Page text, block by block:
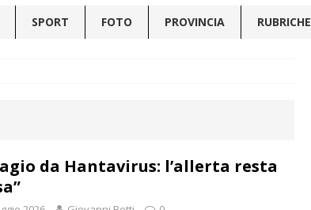
SPORT FOTO PROVINCIA RUBRICHE
da Hantavirus: l’allerta resta